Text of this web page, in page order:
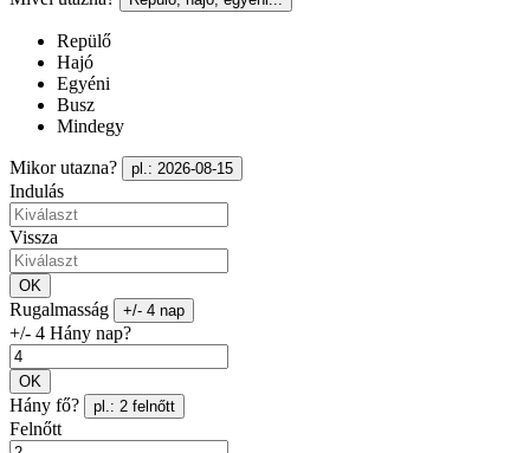
Repülő
Hajó
Egyéni
Busz
Mindegy
Mikor utazna? pl.: 2026-08-15
Indulás
Vissza
OK
Rugalmasság +/- 4 nap
+/- 4 Hány nap?
OK
Hány fő? pl.: 2 felnőtt
Felnőtt